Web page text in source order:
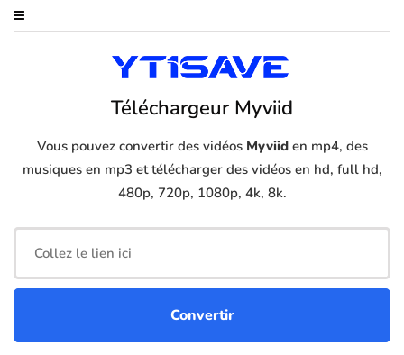
Téléchargeur Myviid
Vous pouvez convertir des vidéos Myviiden mp4, des
musiques en mp3 et télécharger des vidéos en hd, full hd,
480p, 720p, 1080p, 4k, 8k.